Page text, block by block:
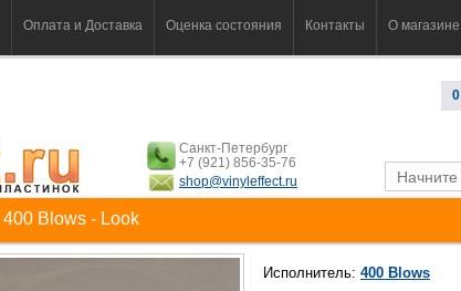
Оплата и Доставка Оценка состояния Контакты О магазине
0
Санкт-Петербург
+7 (921) 856-35-76
shop@vinyleffect.ru
400 Blows - Look
Исполнитель: 400 Blows